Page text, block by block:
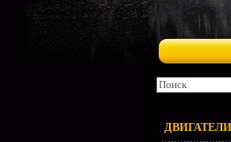
ДВИГАТЕЛИ